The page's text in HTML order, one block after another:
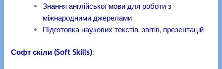
Знання англійської мови для роботи з
міжнародними джерелами
Підготовка наукових текстів, звітів, презентацій
Софт скіли (Soft Skills):